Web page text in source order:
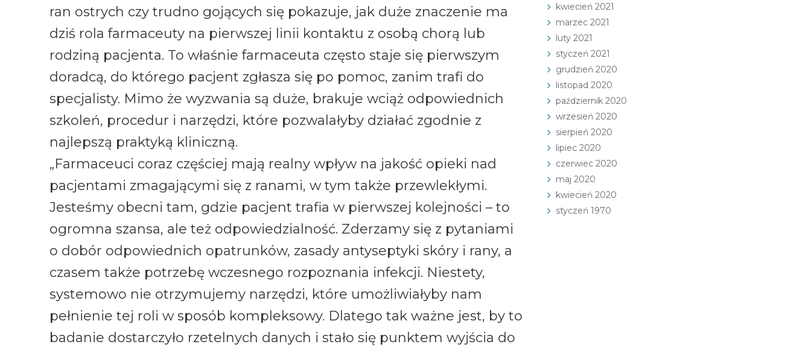
ran ostrych czy trudno gojących się pokazuje, jak duże znaczenie ma
dziś rola farmaceuty na pierwszej linii kontaktu z osobą chorą lub
rodziną pacjenta. To właśnie farmaceuta często staje się pierwszym
doradcą, do którego pacjent zgłasza się po pomoc, zanim trafi do
specjalisty. Mimo że wyzwania są duże, brakuje wciąż odpowiednich
szkoleń, procedur i narzędzi, które pozwalałyby działać zgodnie z
najlepszą praktyką kliniczną.
„Farmaceuci coraz częściej mają realny wpływ na jakość opieki nad
pacjentami zmagającymi się z ranami, w tym także przewlekłymi.
Jesteśmy obecni tam, gdzie pacjent trafia w pierwszej kolejności – to
ogromna szansa, ale też odpowiedzialność. Zderzamy się z pytaniami
o dobór odpowiednich opatrunków, zasady antyseptyki skóry i rany, a
czasem także potrzebę wczesnego rozpoznania infekcji. Niestety,
systemowo nie otrzymujemy narzędzi, które umożliwiałyby nam
pełnienie tej roli w sposób kompleksowy. Dlatego tak ważne jest, by to
badanie dostarczyło rzetelnych danych i stało się punktem wyjścia do
kwiecień 2021
marzec 2021
luty 2021
styczeń 2021
grudzień 2020
listopad 2020
październik 2020
wrzesień 2020
sierpień 2020
lipiec 2020
czerwiec 2020
maj 2020
kwiecień 2020
styczeń 1970